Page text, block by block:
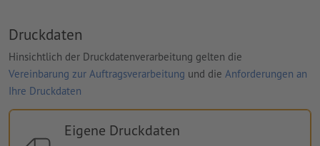
Druckdaten
Hinsichtlich der Druckdatenverarbeitung gelten die
Vereinbarung zur Auftragsverarbeitung und die Anforderungen an
Ihre Druckdaten
Eigene Druckdaten